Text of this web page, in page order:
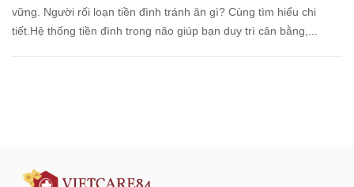
vững. Người rối loạn tiền đình tránh ăn gì? Cùng tìm hiểu chi
tiết.Hệ thống tiền đình trong não giúp bạn duy trì cân bằng,...